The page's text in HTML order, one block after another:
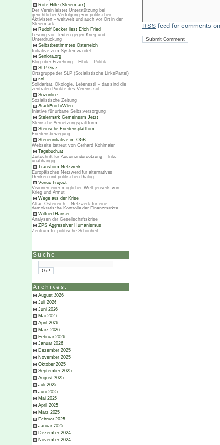
Rote Hilfe (Steiermark)
Der Verein leistet Unterstützung bei
gerichtlicher Verfolgung von politischen
Aktivisten – weltweit und auch vor Ort in der
Steiermark
Rudolf Becker liest Erich Fried
Lesung von Texten gegen Krieg und
Unterdrückung
Selbstbestimmtes Österreich
Initiative zum Systemwandel
Seniora.org
Blog über Erziehung – Ethik – Politik
SLP-Graz
Ortsgruppe der SLP (Sozialistische LinksPartei)
sol
Solidarität, Ökologie, Lebensstil – das sind die
zentralen Punkte des Vereins sol
Sozonline
Sozialistische Zeitung
StadtFruchtWien
Iniative für urbane Selbstversorgung
Steiermark Gemeinsam Jetzt
Steirische Vernetzungsplattform
Steirische Friedensplattform
Friedensbewegung
Steuerinitiative im ÖGB
Webseite betreut von Gerhard Kohlmaier
Tagebuch.at
Zeitschrift für Auseinandersetzung – links –
unabhängig
Transform Netzwerk
Europäisches Netzwerd für alternatives
Denken und politischen Dialog
Venus Project
Visionen einer möglichen Welt jenseits von
Krieg und Armut
Wege aus der Krise
Attac Österreich – Netzwerk für eine
demokratische Kontrolle der Finanzmärkte
Wilfried Hanser
Analysen der Gesellschaftskrise
ZPS Aggressiver Humanismus
Zentrum für politische Schönheit
Suche
Archives:
August 2026
Juli 2026
Juni 2026
Mai 2026
April 2026
März 2026
Februar 2026
Januar 2026
Dezember 2025
November 2025
Oktober 2025
September 2025
August 2025
Juli 2025
Juni 2025
Mai 2025
April 2025
März 2025
Februar 2025
Januar 2025
Dezember 2024
November 2024
RSS feed for comments